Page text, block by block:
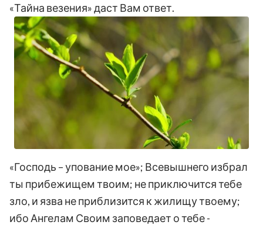
«Тайна везения» даст Вам ответ.
«Господь – упование мое»; Всевышнего избрал
ты прибежищем твоим; не приключится тебе
зло, и язва не приблизится к жилищу твоему;
ибо Ангелам Своим заповедает о тебе -